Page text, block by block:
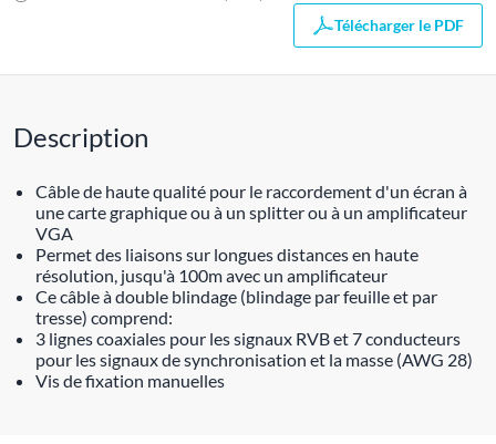
Télécharger le PDF
Description
Câble de haute qualité pour le raccordement d'un écran à
une carte graphique ou à un splitter ou à un amplificateur
VGA
Permet des liaisons sur longues distances en haute
résolution, jusqu'à 100m avec un amplificateur
Ce câble à double blindage (blindage par feuille et par
tresse) comprend:
3 lignes coaxiales pour les signaux RVB et 7 conducteurs
pour les signaux de synchronisation et la masse (AWG 28)
Vis de fixation manuelles